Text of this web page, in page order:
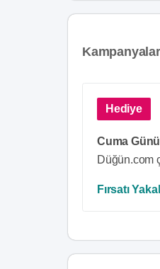
Kampanyalar
Hediye
Cuma
Düğün.com
Fırsatı